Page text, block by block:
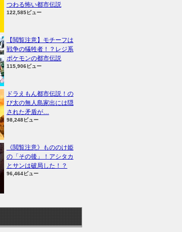
つわる怖い都市伝説
122,585ビュー
【閲覧注意】モチーフは
戦争の犠牲者！？レジ系
ポケモンの都市伝説
115,906ビュー
ドラえもん都市伝説！の
び太の無人島家出には隠
された矛盾が…
98,248ビュー
《閲覧注意》もののけ姫
の「その後」！アシタカ
とサンは破局した！？
96,464ビュー